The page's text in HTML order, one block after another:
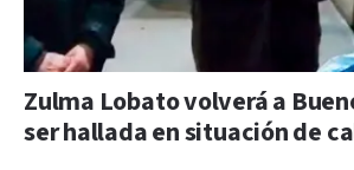
Zulma Lobato volverá a
ser hallada en situación de